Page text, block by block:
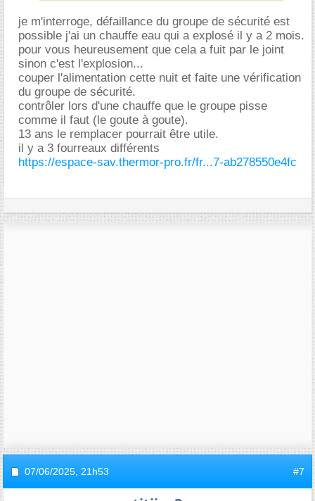
je m'interroge, défaillance du groupe de sécurité est
possible j'ai un chauffe eau qui a explosé il y a 2 mois.
pour vous heureusement que cela a fuit par le joint
sinon c'est l'explosion...
couper l'alimentation cette nuit et faite une vérification
du groupe de sécurité.
contrôler lors d'une chauffe que le groupe pisse
comme il faut (le goute à goute).
13 ans le remplacer pourrait être utile.
il y a 3 fourreaux différents
https://espace-sav.thermor-pro.fr/fr...7-ab278550e4fc
07/06/2025, 21h53 #7